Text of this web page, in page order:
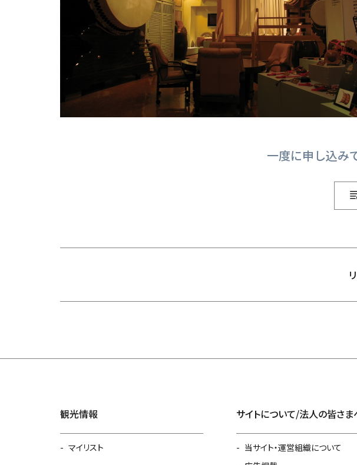
一度に申し込み
観光情報
マイリスト
サイトについて/法人の皆さま
当サイト・運営組織について